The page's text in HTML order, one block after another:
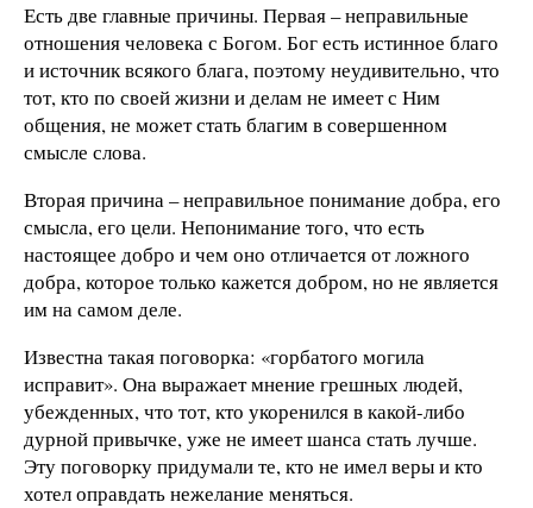
Есть две главные причины. Первая – неправильные
отношения человека с Богом. Бог есть истинное благо
и источник всякого блага, поэтому неудивительно, что
тот, кто по своей жизни и делам не имеет с Ним
общения, не может стать благим в совершенном
смысле слова.
Вторая причина – неправильное понимание добра, его
смысла, его цели. Непонимание того, что есть
настоящее добро и чем оно отличается от ложного
добра, которое только кажется добром, но не является
им на самом деле.
Известна такая поговорка: «горбатого могила
исправит». Она выражает мнение грешных людей,
убежденных, что тот, кто укоренился в какой-либо
дурной привычке, уже не имеет шанса стать лучше.
Эту поговорку придумали те, кто не имел веры и кто
хотел оправдать нежелание меняться.